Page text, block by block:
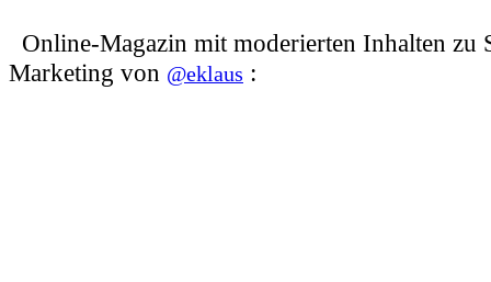
Online-Magazin mit moderierten Inhalten zu
Marketing von @eklaus :